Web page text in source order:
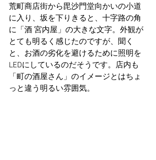
荒町商店街から毘沙門堂向かいの小道
に入り、坂を下りきると、十字路の角
に「酒 宮内屋」の大きな文字。外観が
とても明るく感じたのですが、聞く
と、お酒の劣化を避けるために照明を
LEDにしているのだそうです。店内も
「町の酒屋さん」のイメージとはちょ
っと違う明るい雰囲気。